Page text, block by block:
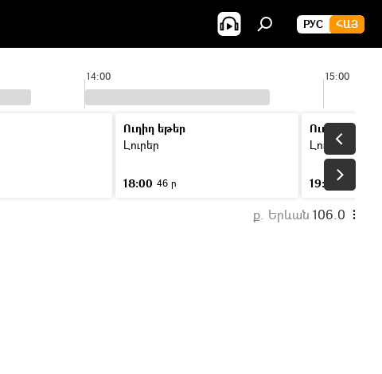
РУС ՀԱՅ
14:00 15:00
Ուղիղ եթեր
Լուրեր
18:00 46 ր
Ուղիղ եթեր
Լուրեր
19:00
ք. Երևան 106.0